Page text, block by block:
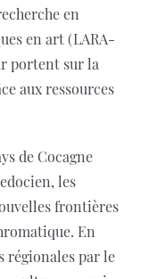
en
en art (LARA-
portent sur la
aux ressources
de Cocagne
les
frontières
En
régionales par le